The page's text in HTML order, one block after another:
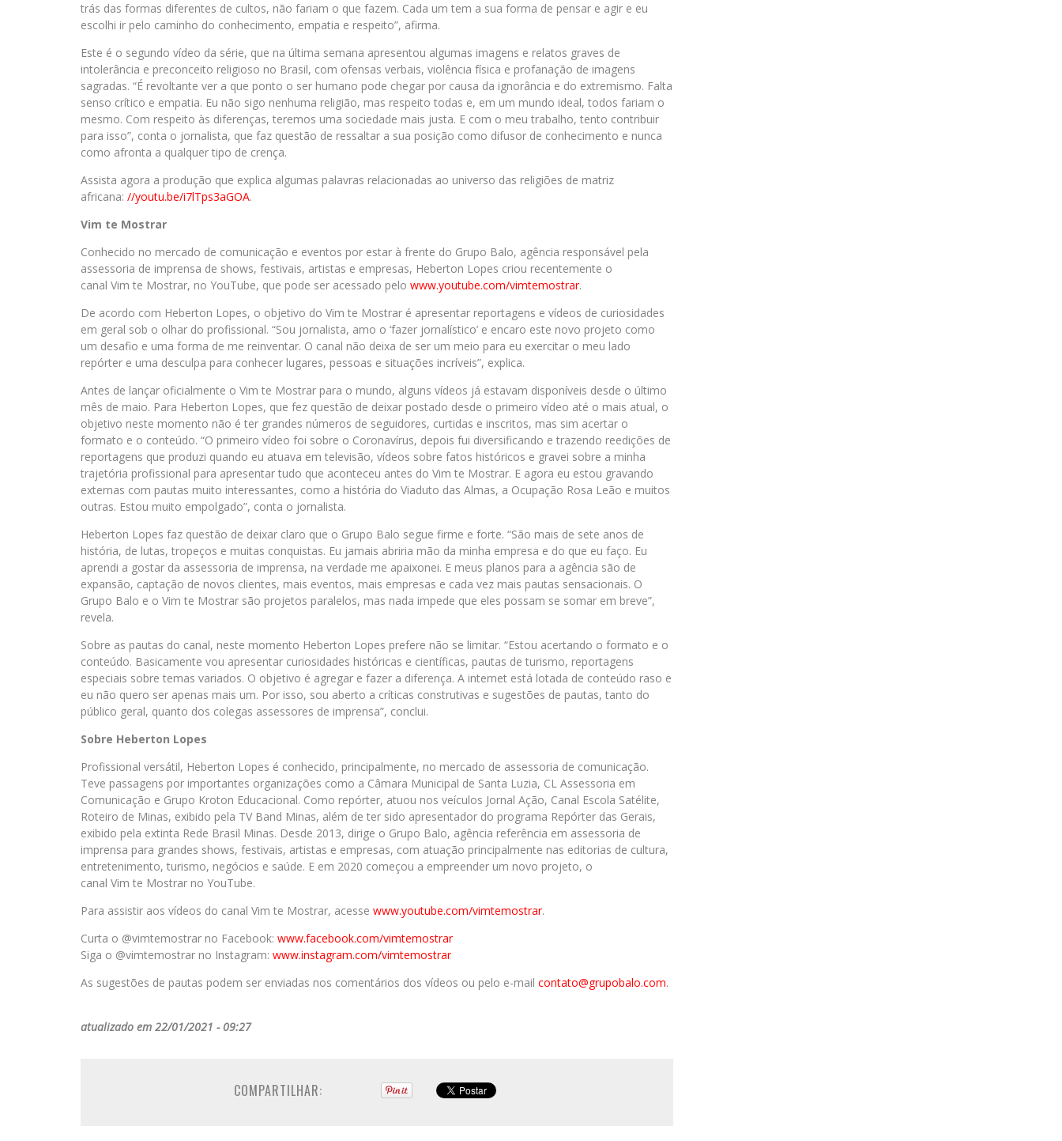
trás das formas diferentes de cultos, não fariam o que fazem. Cada um tem a sua forma de pensar e agir e eu
escolhi ir pelo caminho do conhecimento, empatia e respeito”, afirma.
Este é o segundo vídeo da série, que na última semana apresentou algumas imagens e relatos graves de
intolerância e preconceito religioso no Brasil, com ofensas verbais, violência física e profanação de imagens
sagradas. “É revoltante ver a que ponto o ser humano pode chegar por causa da ignorância e do extremismo. Falta
senso crítico e empatia. Eu não sigo nenhuma religião, mas respeito todas e, em um mundo ideal, todos fariam o
mesmo. Com respeito às diferenças, teremos uma sociedade mais justa. E com o meu trabalho, tento contribuir
para isso”, conta o jornalista, que faz questão de ressaltar a sua posição como difusor de conhecimento e nunca
como afronta a qualquer tipo de crença.
Assista agora a produção que explica algumas palavras relacionadas ao universo das religiões de matriz
africana: //youtu.be/i7lTps3aGOA.
Vim te Mostrar
Conhecido no mercado de comunicação e eventos por estar à frente do Grupo Balo, agência responsável pela
assessoria de imprensa de shows, festivais, artistas e empresas, Heberton Lopes criou recentemente o
canal Vim te Mostrar, no YouTube, que pode ser acessado pelo www.youtube.com/vimtemostrar.
De acordo com Heberton Lopes, o objetivo do Vim te Mostrar é apresentar reportagens e vídeos de curiosidades
em geral sob o olhar do profissional. “Sou jornalista, amo o ‘fazer jornalístico’ e encaro este novo projeto como
um desafio e uma forma de me reinventar. O canal não deixa de ser um meio para eu exercitar o meu lado
repórter e uma desculpa para conhecer lugares, pessoas e situações incríveis”, explica.
Antes de lançar oficialmente o Vim te Mostrar para o mundo, alguns vídeos já estavam disponíveis desde o último
mês de maio. Para Heberton Lopes, que fez questão de deixar postado desde o primeiro vídeo até o mais atual, o
objetivo neste momento não é ter grandes números de seguidores, curtidas e inscritos, mas sim acertar o
formato e o conteúdo. “O primeiro vídeo foi sobre o Coronavírus, depois fui diversificando e trazendo reedições de
reportagens que produzi quando eu atuava em televisão, vídeos sobre fatos históricos e gravei sobre a minha
trajetória profissional para apresentar tudo que aconteceu antes do Vim te Mostrar. E agora eu estou gravando
externas com pautas muito interessantes, como a história do Viaduto das Almas, a Ocupação Rosa Leão e muitos
outras. Estou muito empolgado”, conta o jornalista.
Heberton Lopes faz questão de deixar claro que o Grupo Balo segue firme e forte. “São mais de sete anos de
história, de lutas, tropeços e muitas conquistas. Eu jamais abriria mão da minha empresa e do que eu faço. Eu
aprendi a gostar da assessoria de imprensa, na verdade me apaixonei. E meus planos para a agência são de
expansão, captação de novos clientes, mais eventos, mais empresas e cada vez mais pautas sensacionais. O
Grupo Balo e o Vim te Mostrar são projetos paralelos, mas nada impede que eles possam se somar em breve”,
revela.
Sobre as pautas do canal, neste momento Heberton Lopes prefere não se limitar. “Estou acertando o formato e o
conteúdo. Basicamente vou apresentar curiosidades históricas e científicas, pautas de turismo, reportagens
especiais sobre temas variados. O objetivo é agregar e fazer a diferença. A internet está lotada de conteúdo raso e
eu não quero ser apenas mais um. Por isso, sou aberto a críticas construtivas e sugestões de pautas, tanto do
público geral, quanto dos colegas assessores de imprensa”, conclui.
Sobre Heberton Lopes
Profissional versátil, Heberton Lopes é conhecido, principalmente, no mercado de assessoria de comunicação.
Teve passagens por importantes organizações como a Câmara Municipal de Santa Luzia, CL Assessoria em
Comunicação e Grupo Kroton Educacional. Como repórter, atuou nos veículos Jornal Ação, Canal Escola Satélite,
Roteiro de Minas, exibido pela TV Band Minas, além de ter sido apresentador do programa Repórter das Gerais,
exibido pela extinta Rede Brasil Minas. Desde 2013, dirige o Grupo Balo, agência referência em assessoria de
imprensa para grandes shows, festivais, artistas e empresas, com atuação principalmente nas editorias de cultura,
entretenimento, turismo, negócios e saúde. E em 2020 começou a empreender um novo projeto, o
canal Vim te Mostrar no YouTube.
Para assistir aos vídeos do canal Vim te Mostrar, acesse www.youtube.com/vimtemostrar.
Curta o @vimtemostrar no Facebook: www.facebook.com/vimtemostrar
Siga o @vimtemostrar no Instagram: www.instagram.com/vimtemostrar
As sugestões de pautas podem ser enviadas nos comentários dos vídeos ou pelo e-mail contato@grupobalo.com.
atualizado em 22/01/2021 - 09:27
COMPARTILHAR: